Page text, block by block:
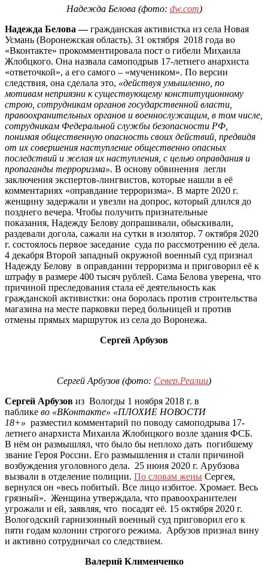
Надежда Белова (фото: dw.com)
Надежда Белова —гражданская активистка из села Новая
Усмань (Воронежская область). 31 октября 2018 года во
«Вконтакте» прокомментировала пост о гибели Михаила
Жлобцкого. Она назвала самоподрыв 17-летнего анархиста
«ответочкой», а его самого – «мучеником». По версии
следствия, она сделала это, «действуя умышленно, по
мотивам неприязни к существующему конституционному
строю, сотрудникам органов государственной власти,
правоохранительных органов и военнослужащим, в том числе,
сотрудникам Федеральной службы безопасности РФ,
понимая общественную опасность своих действий, предвидя
от их совершения наступление общественно опасных
последствий и желая их наступления, с целью оправдания и
пропаганды терроризма». В основу обвинения легли
заключения экспертов-лингвистов, которые нашли в её
комментариях «оправдание терроризма». В марте 2020 г.
женщину задержали и увезли на допрос, который длился до
позднего вечера. Чтобы получить признательные
показания, Надежду Белову допрашивали, обыскивали,
раздевали догола, сажали на сутки в изолятор. 7 октября 2020
г. состоялось первое заседание суда по рассмотрению её дела.
4 декабря Второй западный окружной военный суд признал
Надежду Белову в оправдании терроризма и приговорил её к
штрафу в размере 400 тысяч рублей. Сама Белова уверена, что
причиной преследования стала её деятельность как
гражданской активистки: она боролась против строительства
магазина на месте парковки перед больницей и против
отмены прямых маршруток из села до Воронежа.
Сергей Арбузов
Сергей Арбузов (фото: Север.Реалии)
Сергей Арбузов из Вологды 1 ноября 2018 г. в
паблике во «ВКонтакте» «ПЛОХИЕ НОВОСТИ
18+» разместил комментарий по поводу самоподрыва 17-
летнего анархиста Михаила Жлобицкого возле здания ФСБ.
В нём он размышлял, что было бы неплохо дать погибшему
звание Героя России. Его размышления и стали причиной
возбуждения уголовного дела. 25 июня 2020 г. Арубзова
вызвали в отделение полиции. По словам жены Сергея,
вернулся он «весь побитый. Все лицо избитое. Хромает. Весь
грязный». Женщина утверждала, что правоохранителеи
угрожали и ей, заявляя, что посадят её. 15 октября 2020 г.
Вологодский гарнизонный военный суд приговорил его к
пяти годам колонии строгого режима. Арбузов признал вину
и активно сотрудничал со следствием.
Валерий Клименченко